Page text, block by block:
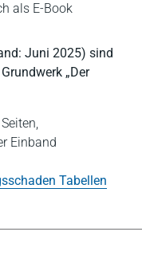
als E-Book
Juni 2025) sind
„Der
Einband
Tabellen